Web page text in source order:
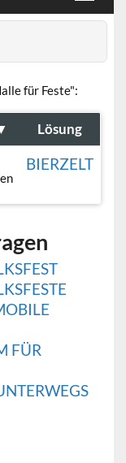
für Feste":
Lösung
BIERZELT
FÜR